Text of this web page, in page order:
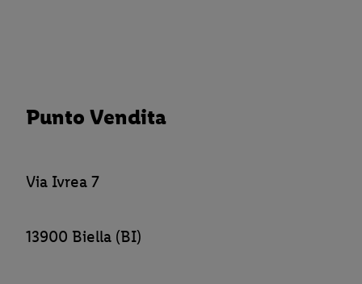
Punto Vendita
Via Ivrea 7
13900 Biella (BI)